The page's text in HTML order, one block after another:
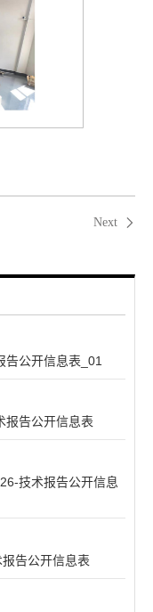
Next
告公开信息表_01
报告公开信息表
技术报告公开信息
告公开信息表